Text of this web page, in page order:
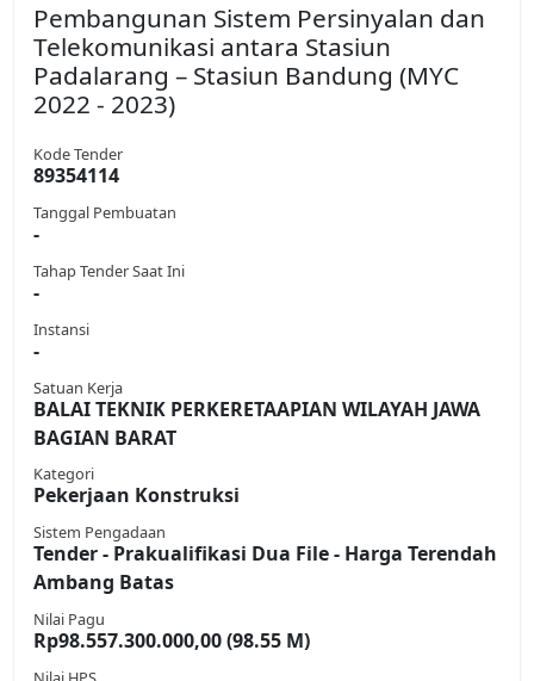
Pembangunan Sistem Persinyalan dan
Telekomunikasi antara Stasiun
Padalarang – Stasiun Bandung (MYC
2022 - 2023)
Kode Tender
89354114
Tanggal Pembuatan
-
Tahap Tender Saat Ini
-
Instansi
-
Satuan Kerja
BALAI TEKNIK PERKERETAAPIAN WILAYAH JAWA
BAGIAN BARAT
Kategori
Pekerjaan Konstruksi
Sistem Pengadaan
Tender - Prakualifikasi Dua File - Harga Terendah
Ambang Batas
Nilai Pagu
Rp98.557.300.000,00 (98.55 M)